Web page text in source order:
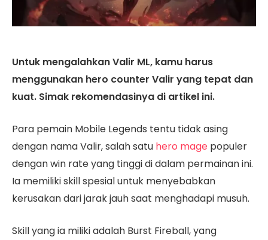
Untuk mengalahkan Valir ML, kamu harus
menggunakan hero counter Valir yang tepat dan
kuat. Simak rekomendasinya di artikel ini.
Para pemain Mobile Legends tentu tidak asing
dengan nama Valir, salah satu hero mage populer
dengan win rate yang tinggi di dalam permainan ini.
Ia memiliki skill spesial untuk menyebabkan
kerusakan dari jarak jauh saat menghadapi musuh.
Skill yang ia miliki adalah Burst Fireball, yang